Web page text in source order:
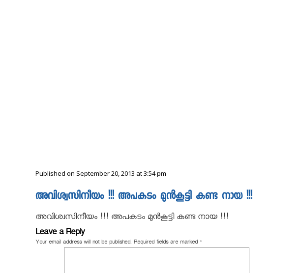
Published on September 20, 2013 at 3:54 pm
അവിശ്വസിനീയം !!! അപകടം മുന്‍കൂട്ടി കണ്ട നായ !!!
അവിശ്വസിനീയം !!! അപകടം മുന്‍കൂട്ടി കണ്ട നായ !!!
Leave a Reply
Your email address will not be published. Required fields are marked *